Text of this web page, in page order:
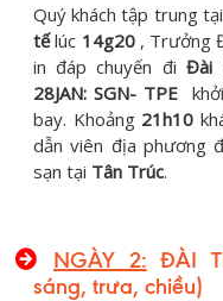
Quý khách tập trung tại
tếlúc 14g20, Trưởng
in đáp chuyến đi Đài
28JAN: SGN- TPEkhởi
bay. Khoảng 21h10
dẫn viên địa phương
sạn tại Tân Trúc.
NGÀY 2: ĐÀI
sáng, trưa, chiều)